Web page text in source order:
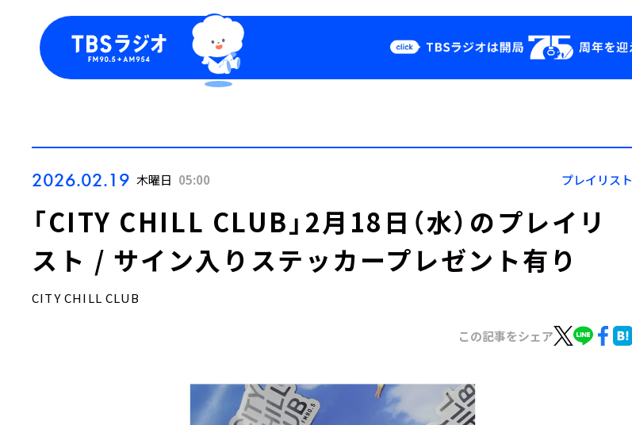
Podcast
YouTube
会社情報
2026.02.19 木曜日 05:00 プレイリスト
「CITY CHILL CLUB」2月18日（水）のプレイリ
スト / サイン入りステッカープレゼント有り
CITY CHILL CLUB
この記事をシェア